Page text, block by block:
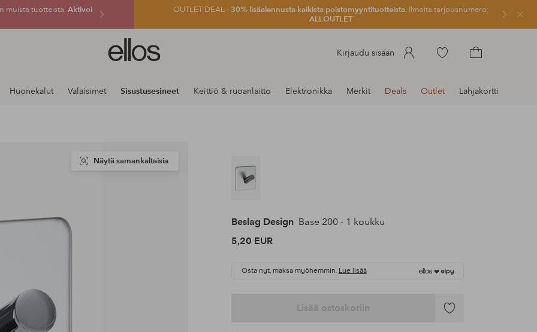
muista tuotteista. Aktivoi
OUTLET DEAL -30% lisäalennusta kaikista poistomyyntituotteista.Ilmoita tarjousnumero:
ALLOUTLET
Sulje
Ellos-
logo
siirry
Kirjaudu sisään
Siirry
Huonekalut Valaisimet Sisustusesineet Keittiö & ruoanlaitto Elektronikka Merkit Deals Outlet Lahjakortti
Näytä samankaltaisia
Beslag Design Base 200 - 1 koukku
5,20 EUR
Osta nyt, maksa myöhemmin. Lue lisää
Lisää ostoskoriin
Lisää